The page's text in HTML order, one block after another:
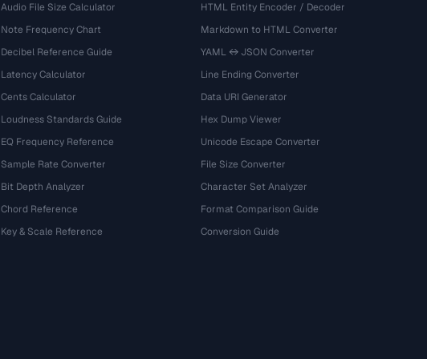
Audio File Size Calculator
Note Frequency Chart
Decibel Reference Guide
Latency Calculator
Cents Calculator
Loudness Standards Guide
EQ Frequency Reference
Sample Rate Converter
Bit Depth Analyzer
Chord Reference
Key & Scale Reference
HTML Entity Encoder / Decoder
Markdown to HTML Converter
YAML ↔ JSON Converter
Line Ending Converter
Data URI Generator
Hex Dump Viewer
Unicode Escape Converter
File Size Converter
Character Set Analyzer
Format Comparison Guide
Conversion Guide